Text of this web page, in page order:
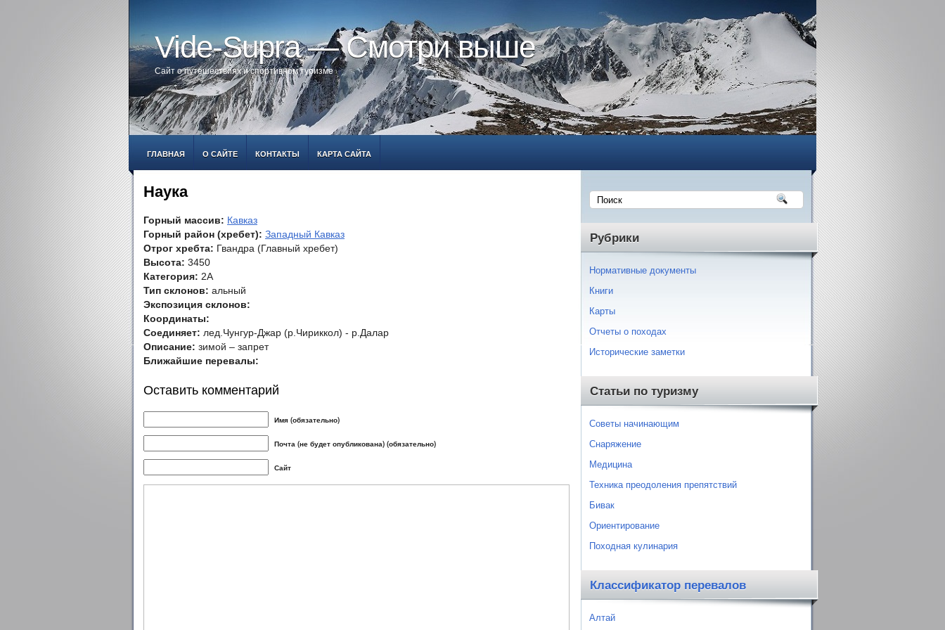
Vide-Supra — Смотри выше
Сайт о путешествиях и спортивном туризме
ГЛАВНАЯ О САЙТЕ КОНТАКТЫ КАРТА САЙТА
Наука
Горный массив: Кавказ
Горный район (хребет): Западный Кавказ
Отрог хребта: Гвандра (Главный хребет)
Высота: 3450
Категория: 2А
Тип склонов: альный
Экспозиция склонов:
Координаты:
Соединяет: лед.Чунгур-Джар (р.Чириккол) - р.Далар
Описание: зимой – запрет
Ближайшие перевалы:
Оставить комментарий
Имя (обязательно)
Почта (не будет опубликована) (обязательно)
Сайт
Рубрики
Нормативные документы
Книги
Карты
Отчеты о походах
Исторические заметки
Статьи по туризму
Советы начинающим
Снаряжение
Медицина
Техника преодоления препятствий
Бивак
Ориентирование
Походная кулинария
Классификатор перевалов
Алтай